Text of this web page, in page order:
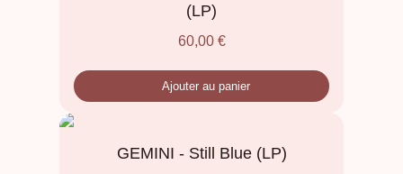
(LP)
60,00 €
Ajouter au panier
GEMINI - Still Blue (LP)